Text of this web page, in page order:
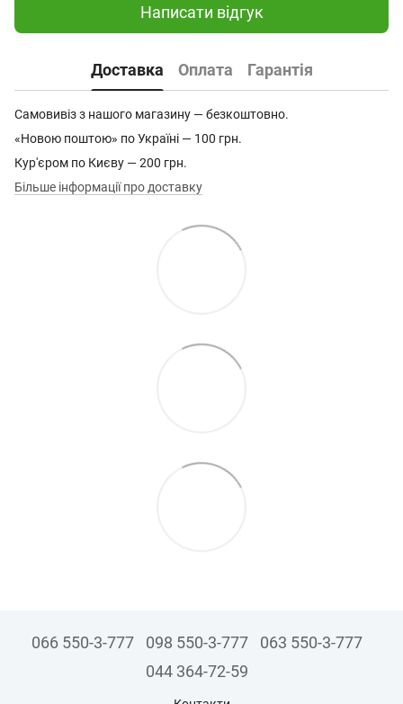
Написати відгук
Доставка Оплата Гарантія
Самовивіз з нашого магазину — безкоштовно.
«Новою поштою» по Україні — 100 грн.
Кур'єром по Києву — 200 грн.
Більше інформації про доставку
066 550-3-777 098 550-3-777
063 550-3-777
044 364-72-59